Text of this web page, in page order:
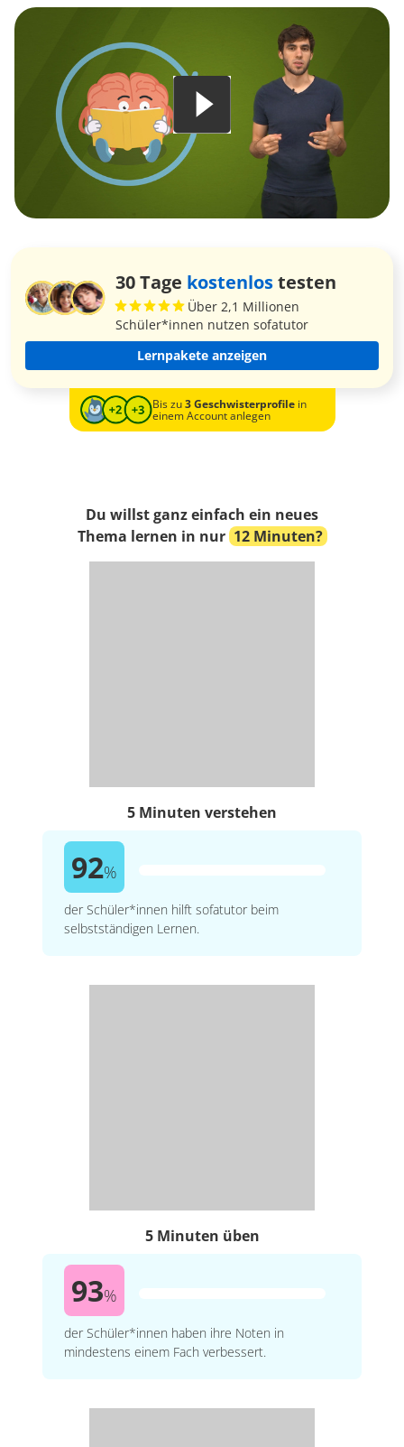
30 Tage kostenlostesten
Über 2,1 Millionen
Schüler*innen nutzen sofatutor
Lernpakete anzeigen
Bis zu3 Geschwisterprofilein
einem Account anlegen
Du willst ganz einfach ein neues
Thema lernen in nur 12 Minuten?
5 Minuten verstehen
92%
der Schüler*innen hilft sofatutor beim
selbstständigen Lernen.
5 Minuten üben
93%
der Schüler*innen haben ihre Noten in
mindestens einem Fach verbessert.